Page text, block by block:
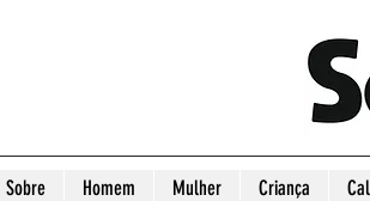
Sobre Homem Mulher Criança